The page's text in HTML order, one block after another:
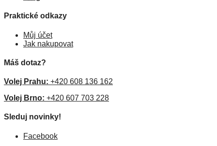
Praktické odkazy
Můj účet
Jak nakupovat
Máš dotaz?
Volej Prahu: +420 608 136 162
Volej Brno: +420 607 703 228
Sleduj novinky!
Facebook